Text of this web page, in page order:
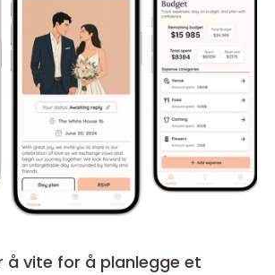
å vite for å planlegge et